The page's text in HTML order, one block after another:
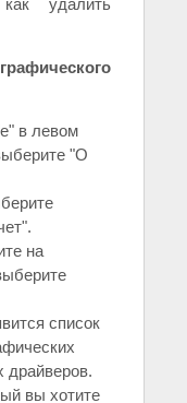
удалить
в левом
"О
на
список
драйверов.
вы хотите